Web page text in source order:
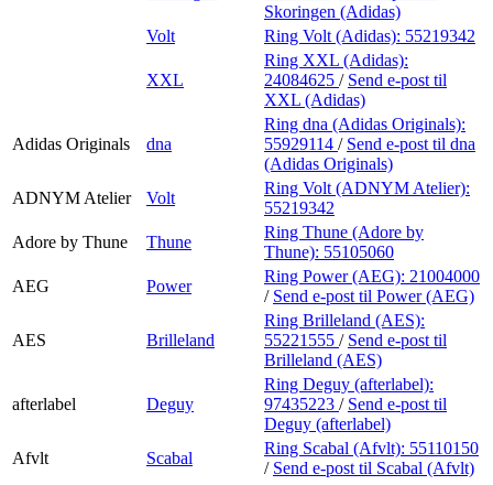
Skoringen (Adidas)
Volt
Ring Volt (Adidas): 55219342
XXL
Ring XXL (Adidas):
24084625 / Send e-post til
XXL (Adidas)
Adidas Originals dna
Ring dna (Adidas Originals):
55929114 / Send e-post til dna
(Adidas Originals)
ADNYM Atelier
Volt
Ring Volt (ADNYM Atelier):
55219342
Adore by Thune
Thune
Ring Thune (Adore by
Thune): 55105060
AEG
Power
Ring Power (AEG): 21004000
/ Send e-post til Power (AEG)
AES Brilleland
Ring Brilleland (AES):
55221555 / Send e-post til
Brilleland (AES)
afterlabel Deguy
Ring Deguy (afterlabel):
97435223 / Send e-post til
Deguy (afterlabel)
Afvlt
Scabal
Ring Scabal (Afvlt): 55110150
/ Send e-post til Scabal (Afvlt)